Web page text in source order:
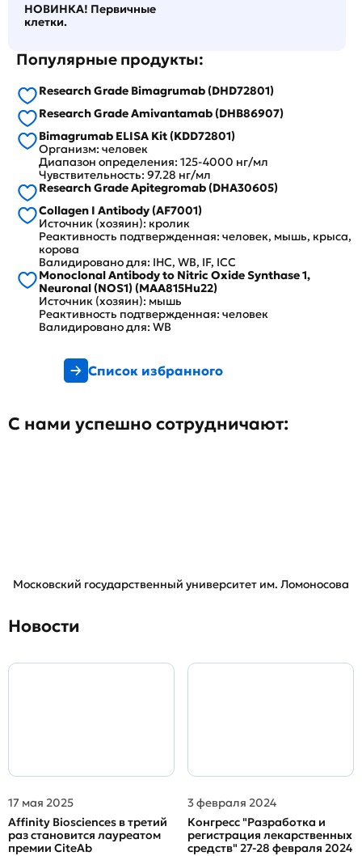
НОВИНКА! Первичные
клетки.
Популярные продукты:
Research Grade Bimagrumab (DHD72801)
Research Grade Amivantamab (DHB86907)
Bimagrumab ELISA Kit (KDD72801)
Организм: человек
Диапазон определения: 125-4000 нг/мл
Чувствительность: 97.28 нг/мл
Research Grade Apitegromab (DHA30605)
Collagen I Antibody (AF7001)
Источник (хозяин): кролик
Реактивность подтвержденная: человек, мышь, крыса,
корова
Валидировано для: IHC, WB, IF, ICC
Monoclonal Antibody to Nitric Oxide Synthase 1,
Neuronal (NOS1) (MAA815Hu22)
Источник (хозяин): мышь
Реактивность подтвержденная: человек
Валидировано для: WB
Список избранного
С нами успешно сотрудничают:
Московский государственный университет им. Ломоносова
Новости
17 мая 2025
Affinity Biosciences в третий
раз становится лауреатом
премии CiteAb
3 февраля 2024
Конгресс "Разработка и
регистрация лекарственных
средств" 27-28 февраля 2024